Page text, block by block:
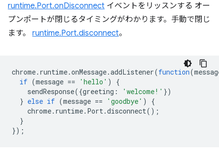
runtime.Port.onDisconnect イベントをリッスンする オー
プンポートが閉じるタイミングがわかります。手動で閉じ
ます。 runtime.Port.disconnect。
chrome. runtime.onMessage.addListener(function(
if (message == 'hello' )
{
sendResponse({greeting : 'welcome!' })
} else if (message == 'goodbye' )
{
chrome. runtime. Port.disconnect();
}
});